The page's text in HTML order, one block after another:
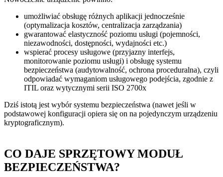
umożliwiać obsługę różnych aplikacji jednocześnie
(optymalizacja kosztów, centralizacja zarządzania)
gwarantować elastyczność poziomu usługi (pojemności,
niezawodności, dostępności, wydajności etc.)
wspierać procesy usługowe (przyjazny interfejs,
monitorowanie poziomu usługi) i obsługę systemu
bezpieczeństwa (audytowalność, ochrona proceduralna), czyli
odpowiadać wymaganiom usługowego podejścia, zgodnie z
ITIL oraz wytycznymi serii ISO 2700x
Dziś istotą jest wybór systemu bezpieczeństwa (nawet jeśli w
podstawowej konfiguracji opiera się on na pojedynczym urządzeniu
kryptograficznym).
CO DAJE SPRZĘTOWY MODUŁ
BEZPIECZEŃSTWA?